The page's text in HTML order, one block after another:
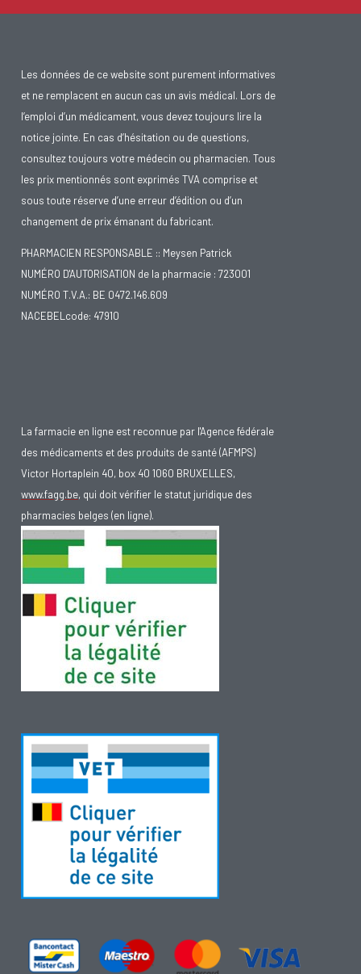
Les données de ce website sont purement informatives
et ne remplacent en aucun cas un avis médical. Lors de
l’emploi d’un médicament, vous devez toujours lire la
notice jointe. En cas d’hésitation ou de questions,
consultez toujours votre médecin ou pharmacien. Tous
les prix mentionnés sont exprimés TVA comprise et
sous toute réserve d’une erreur d’édition ou d’un
changement de prix émanant du fabricant.
PHARMACIEN RESPONSABLE :: Meysen Patrick
NUMÉRO D'AUTORISATION de la pharmacie : 723001
NUMÉRO T.V.A.: BE 0472.146.609
NACEBELcode: 47910
La farmacie en ligne est reconnue par l'Agence fédérale
des médicaments et des produits de santé (AFMPS)
Victor Hortaplein 40, box 40 1060 BRUXELLES,
www.fagg.be, qui doit vérifier le statut juridique des
pharmacies belges (en ligne).